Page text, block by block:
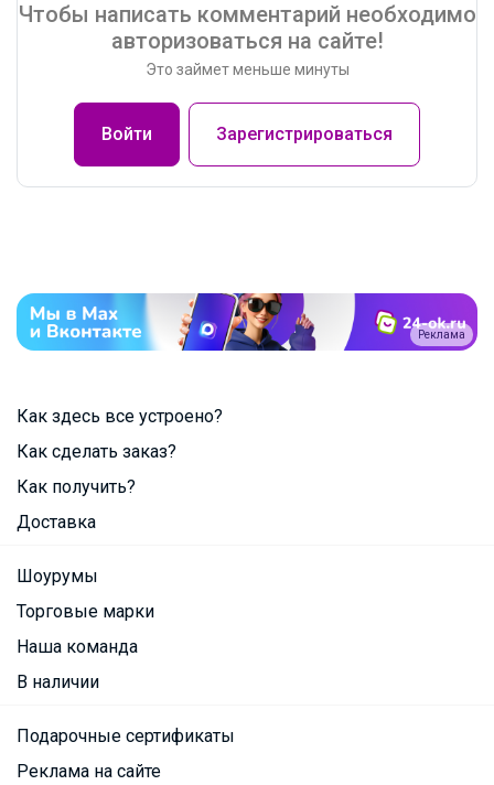
Чтобы написать комментарий необходимо
авторизоваться на сайте!
Это займет меньше минуты
Войти Зарегистрироваться
Реклама
Как здесь все устроено?
Как сделать заказ?
Как получить?
Доставка
Шоурумы
Торговые марки
Наша команда
В наличии
Подарочные сертификаты
Реклама на сайте